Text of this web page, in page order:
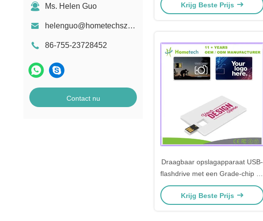
Ms. Helen Guo
helenguo@hometechsz.com
86-755-23728452
Contact nu
512MB / 1GB- 64GB
Krijg Beste Prijs
Draagbaar opslagapparaat USB-
flashdrive met een Grade-chip en
kleurenprint
Krijg Beste Prijs